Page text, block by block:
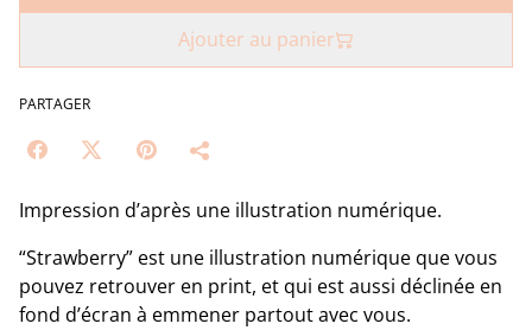
Ajouter au panier
PARTAGER
Impression d’après une illustration numérique.
“Strawberry” est une illustration numérique que vous
pouvez retrouver en print, et qui est aussi déclinée en
fond d’écran à emmener partout avec vous.